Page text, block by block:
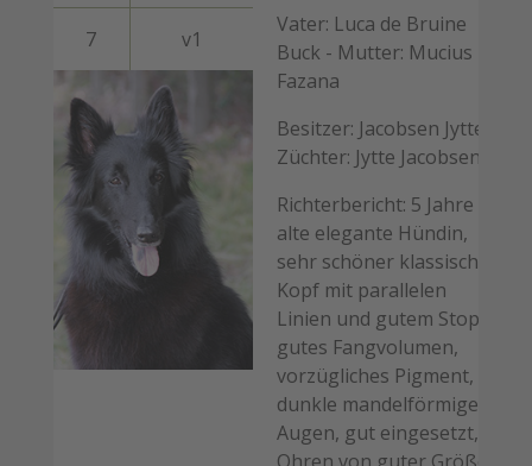
7 v1
Vater: Luca de Bruine
Buck - Mutter: Mucius
Fazana
Besitzer: Jacobsen Jytte -
Züchter: Jytte Jacobsen
Richterbericht: 5 Jahre
alte elegante Hündin,
sehr schöner klassischer
Kopf mit parallelen
Linien und gutem Stopp,
gutes Fangvolumen,
vorzügliches Pigment,
dunkle mandelförmige
Augen, gut eingesetzt,